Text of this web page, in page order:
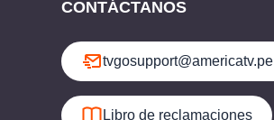
CONTÁCTANOS
tvgosupport@americatv.pe
Libro de reclamaciones